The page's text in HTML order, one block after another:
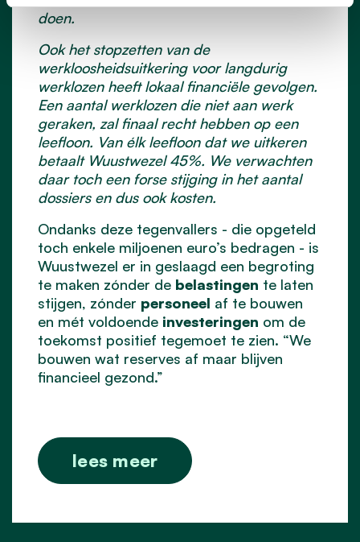
doen.
Ook het stopzetten van de
werkloosheidsuitkering voor langdurig
werklozen heeft lokaal financiële gevolgen.
Een aantal werklozen die niet aan werk
geraken, zal finaal recht hebben op een
leefloon. Van élk leefloon dat we uitkeren
betaalt Wuustwezel 45%. We verwachten
daar toch een forse stijging in het aantal
dossiers en dus ook kosten.
Ondanks deze tegenvallers - die opgeteld
toch enkele miljoenen euro’s bedragen - is
Wuustwezel er in geslaagd een begroting
te maken zónder de belastingen te laten
stijgen, zónder personeel af te bouwen
en mét voldoende investeringen om de
toekomst positief tegemoet te zien. “We
bouwen wat reserves af maar blijven
financieel gezond.”
lees meer